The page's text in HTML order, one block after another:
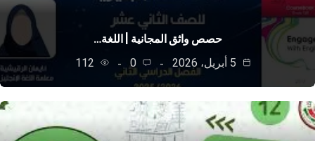
حصص واثق المجانية | اللغة…
0
112